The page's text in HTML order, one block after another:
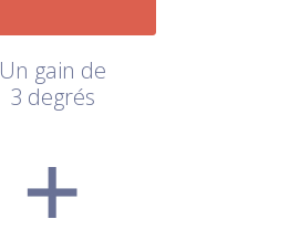
Un gain de
3 degrés